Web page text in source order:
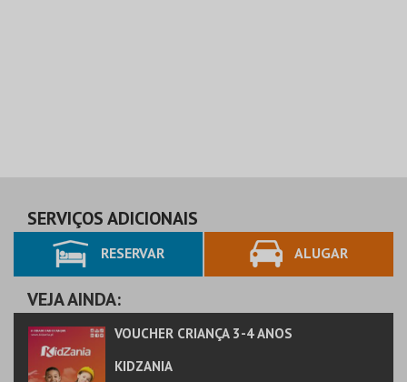
SERVIÇOS ADICIONAIS
RESERVAR ALUGAR
VEJA AINDA:
VOUCHER CRIANÇA 3-4 ANOS
KIDZANIA